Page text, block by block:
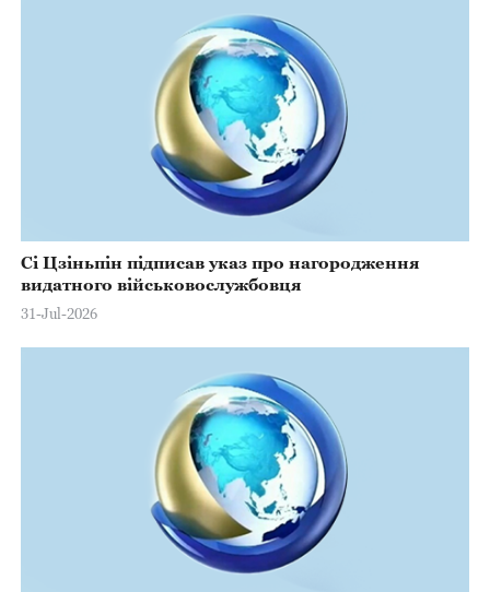
Сі Цзіньпін підписав указ про нагородження
видатного військовослужбовця
31-Jul-2026